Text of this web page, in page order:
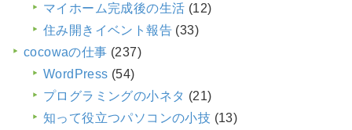
マイホーム完成後の生活 (12)
住み開きイベント報告 (33)
cocowaの仕事 (237)
WordPress (54)
プログラミングの小ネタ (21)
知って役立つパソコンの小技 (13)